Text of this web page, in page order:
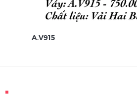
A.V915